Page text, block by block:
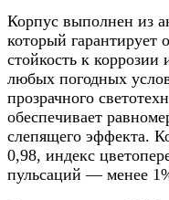
Корпус выполнен из
который гарантирует
стойкость к коррозии
любых погодных
прозрачного
обеспечивает
слепящего эффекта.
0,98, индекс
пульсаций — менее